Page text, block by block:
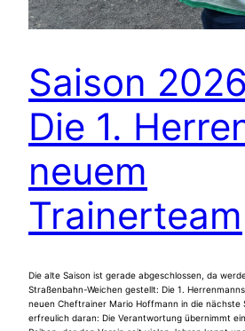
Saison
Die 1.
neuem
Trainerteam
Die alte Saison ist gerade abgeschlossen, da
Straßenbahn-Weichen gestellt: Die 1.
neuen Cheftrainer Mario Hoffmann in die nächste
erfreulich daran: Die Verantwortung übernimmt